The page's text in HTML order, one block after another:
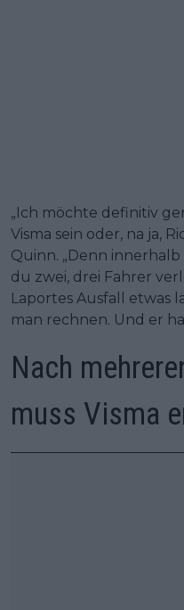
„Ich möchte definitiv
Visma sein oder, na ja,
Quinn. „Denn
du zwei, drei Fahrer
Laportes Ausfall etwas
man rechnen. Und er
Nach
muss Visma